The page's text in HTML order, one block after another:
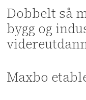
Dobbelt så
bygg og
Maxbo